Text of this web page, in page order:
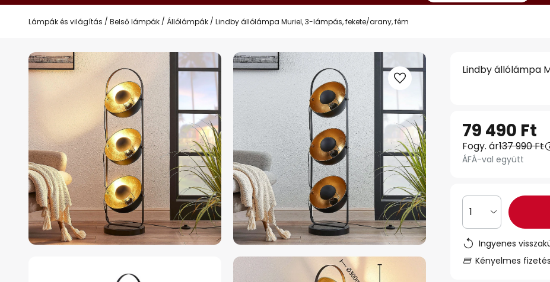
Lámpák és világítás Belső lámpák Állólámpák Lindby állólámpa Muriel, 3-lámpás, fekete/arany, fém
Ugrás
a
Lindby állólámpa
79 490 Ft
Fogy. ár137 990 Ft
ÁFÁ-val együtt
1
Ingyenes
Kényelmes